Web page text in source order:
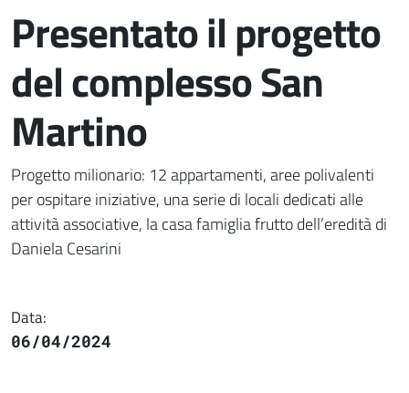
Presentato il progetto
del complesso San
Martino
Dettaglio della notizia
Progetto milionario: 12 appartamenti, aree polivalenti
per ospitare iniziative, una serie di locali dedicati alle
attività associative, la casa famiglia frutto dell’eredità di
Daniela Cesarini
Data:
06/04/2024